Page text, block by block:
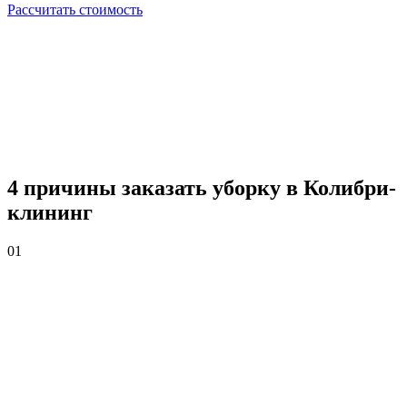
Рассчитать стоимость
4 причины заказать уборку в Колибри-
клининг
01